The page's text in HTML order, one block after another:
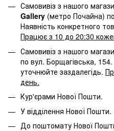
Самовивіз з нашого
Gallery (метро Почайна)
Наявність конкретного
Працює з 10 до 20:30
Самовивіз з нашого
по вул. Борщагівська,
уточнюйте заздалегідь.
день.
Кур'єрами Нової Пошти.
У відділення Нової Пошти.
До поштомату Нової